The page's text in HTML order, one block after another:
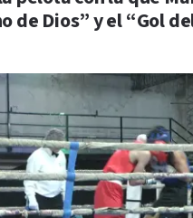
de Dios” y el “Gol